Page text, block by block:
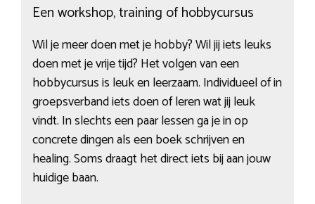
Een workshop, training of hobbycursus
Wil je meer doen met je hobby? Wil jij iets leuks
doen met je vrije tijd? Het volgen van een
hobbycursus is leuk en leerzaam. Individueel of in
groepsverband iets doen of leren wat jij leuk
vindt. In slechts een paar lessen ga je in op
concrete dingen als een boek schrijven en
healing. Soms draagt het direct iets bij aan jouw
huidige baan.